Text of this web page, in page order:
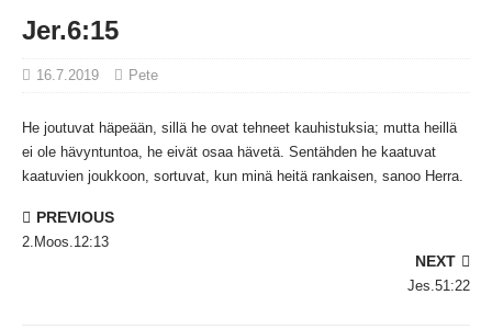
Jer.6:15
16.7.2019 Pete
He joutuvat häpeään, sillä he ovat tehneet kauhistuksia; mutta heillä
ei ole hävyntuntoa, he eivät osaa hävetä. Sentähden he kaatuvat
kaatuvien joukkoon, sortuvat, kun minä heitä rankaisen, sanoo Herra.
PREVIOUS
2.Moos.12:13
NEXT
Jes.51:22